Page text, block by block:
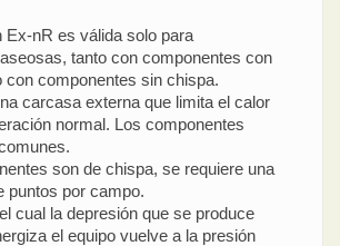
Ex-nR es válida solo para
tanto con componentes con
con componentes sin chispa.
carcasa externa que limita el calor
normal. Los componentes
son de chispa, se requiere una
puntos por campo.
cual la depresión que se produce
el equipo vuelve a la presión